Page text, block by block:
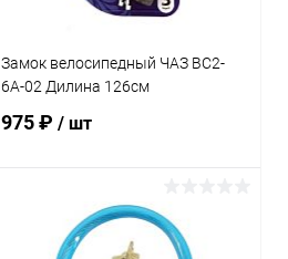
Замок велосипедный ЧАЗ ВС2-
6А-02 Дилина 126см
975 ₽/ шт
В корзину